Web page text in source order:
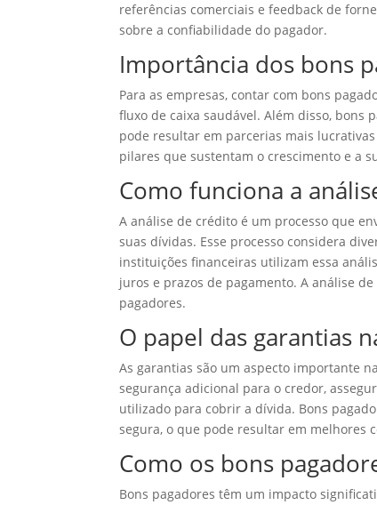
referências comerciais e feedback de
sobre a confiabilidade do pagador.
Importância dos bons
Para as empresas, contar com bons
fluxo de caixa saudável. Além disso, bons
pode resultar em parcerias mais
pilares que sustentam o crescimento e a
Como funciona a
A análise de crédito é um processo que
suas dívidas. Esse processo considera
instituições financeiras utilizam essa
juros e prazos de pagamento. A análise
pagadores.
O papel das garantias
As garantias são um aspecto importante
segurança adicional para o credor,
utilizado para cobrir a dívida. Bons
segura, o que pode resultar em melhores
Como os bons
Bons pagadores têm um impacto